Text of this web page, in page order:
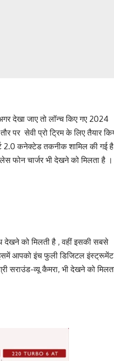
देखा जाए तो लॉन्च किए गए 2024
पर सेवी प्रो ट्रिम के लिए तैयार
2.0 कनेक्टेड तकनीक शामिल की गई है
फोन चार्जर भी देखने को मिलता है ।
को मिलती है , वहीं इसकी सबसे
आपको इंच फुली डिजिटल इंस्ट्रूमेंट
सराउंड-व्यू कैमरा, भी देखने को